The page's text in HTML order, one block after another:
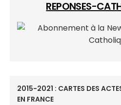
REPONSES-
2015-2021 : CARTES DES
EN FRANCE